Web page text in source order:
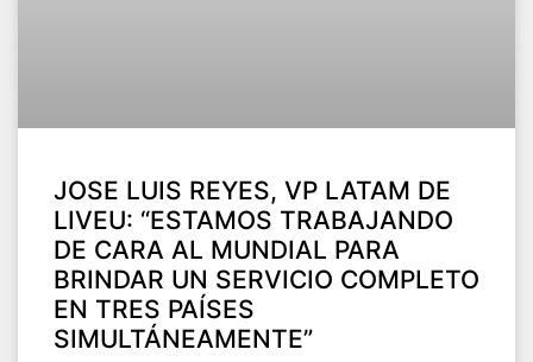
JOSE LUIS REYES, VP LATAM DE
LIVEU: “ESTAMOS TRABAJANDO
DE CARA AL MUNDIAL PARA
BRINDAR UN SERVICIO COMPLETO
EN TRES PAÍSES
SIMULTÁNEAMENTE”